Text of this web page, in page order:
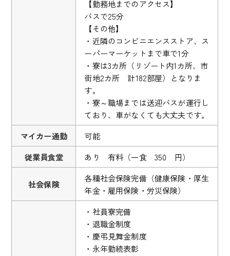
【勤務地までのアクセス】
バスで25分
【その他】
・近隣のコンビニエンスストア、ス
ーパーマーケットまで車で1分
・寮は3カ所（リゾート内1カ所、市
街地2カ所 計182部屋）となりま
す。
・寮～職場までは送迎バスが運行し
ており、車がなくても大丈夫です。
マイカー通勤
可能
従業員食堂
あり 有料（一食 350 円）
社会保険
各種社会保険完備（健康保険・厚生
年金・雇用保険・労災保険）
・社員寮完備
・退職金制度
・慶弔見舞金制度
・永年勤続表彰